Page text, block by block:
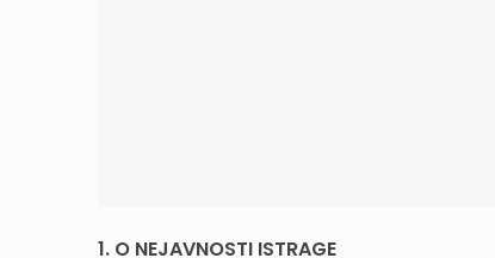
1. O NEJAVNOSTI ISTRAGE